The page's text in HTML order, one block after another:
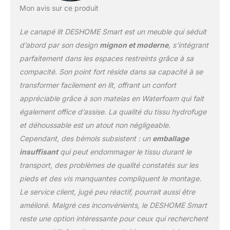
CONFORT: Le matelas
est fabriqué en
Waterform pour garantir
confort et durabilité dans
le temps, tout en restant
résistant au poids du
corps même après une
utilisation quotidienne.
La structure en métal
garantit la robustesse
que vous recherchez en
supportant une capacité
de poids de 250 kg
Oeko-Tex est hydrofuge
et déhoussable, beau à
voir, doux à caresser et
facile à nettoyer : utilisez
Mon avis sur ce produit
Le canapé lit DESHOME Smart est un meuble qui séduit
d’abord par son design mignon et moderne, s’intégrant
parfaitement dans les espaces restreints grâce à sa
compacité. Son point fort réside dans sa capacité à se
transformer facilement en lit, offrant un confort
appréciable grâce à son matelas en Waterfoam qui fait
également office d’assise. La qualité du tissu hydrofuge
et déhoussable est un atout non négligeable.
Cependant, des bémols subsistent : un emballage
insuffisantqui peut endommager le tissu durant le
transport, des problèmes de qualité constatés sur les
pieds et des vis manquantes compliquent le montage.
Le service client, jugé peu réactif, pourrait aussi être
amélioré. Malgré ces inconvénients, le DESHOME Smart
reste une option intéressante pour ceux qui recherchent